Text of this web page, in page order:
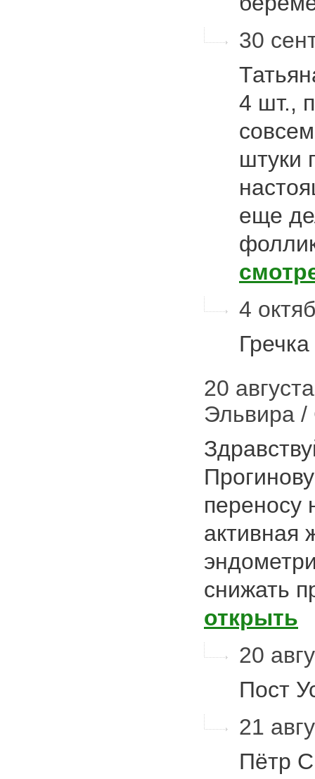
30
4 шт.,
штуки
еще
4
20
Эльвира /
переносу
активная
снижать
открыть
20
Пост
21
Пётр